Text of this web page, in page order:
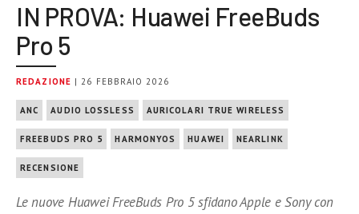
IN PROVA: Huawei FreeBuds
Pro 5
REDAZIONE | 26 FEBBRAIO 2026
ANC AUDIO LOSSLESS AURICOLARI TRUE WIRELESS
FREEBUDS PRO 5 HARMONYOS HUAWEI NEARLINK
RECENSIONE
Le nuove Huawei FreeBuds Pro 5 sfidano Apple e Sony con